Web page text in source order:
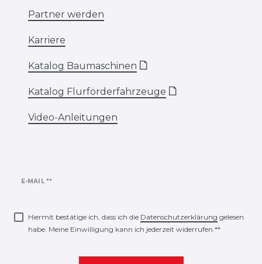
Partner werden
Karriere
Katalog Baumaschinen 🗋
Katalog Flurförderfahrzeuge 🗋
Video-Anleitungen
E-MAIL **
Newsletter
Hiermit bestätige ich, dass ich die Daten­schutz­erklärung gelesen
habe. Meine Einwilligung kann ich jederzeit widerrufen.**